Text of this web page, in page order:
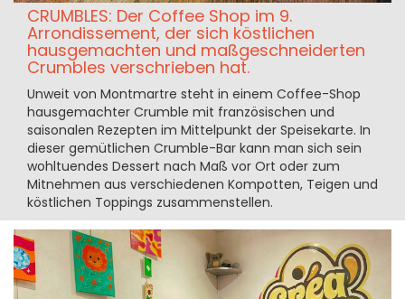
CRUMBLES: Der Coffee Shop im 9.
Arrondissement, der sich köstlichen
hausgemachten und maßgeschneiderten
Crumbles verschrieben hat.
Unweit von Montmartre steht in einem Coffee-Shop
hausgemachter Crumble mit französischen und
saisonalen Rezepten im Mittelpunkt der Speisekarte. In
dieser gemütlichen Crumble-Bar kann man sich sein
wohltuendes Dessert nach Maß vor Ort oder zum
Mitnehmen aus verschiedenen Kompotten, Teigen und
köstlichen Toppings zusammenstellen.